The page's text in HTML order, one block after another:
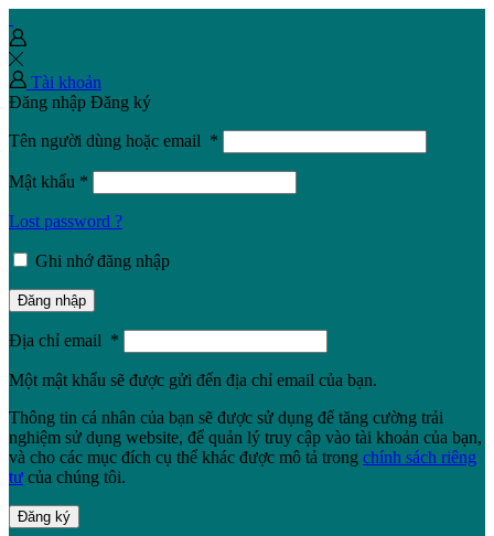
Tài khoản
Đăng nhập Đăng ký
Tên người dùng hoặc email *
Mật khẩu *
Lost password ?
Ghi nhớ đăng nhập
Đăng nhập
Địa chỉ email *
Một mật khẩu sẽ được gửi đến địa chỉ email của bạn.
Thông tin cá nhân của bạn sẽ được sử dụng để tăng cường trải
nghiệm sử dụng website, để quản lý truy cập vào tài khoản của bạn,
và cho các mục đích cụ thể khác được mô tả trong chính sách riêng
tư của chúng tôi.
Đăng ký